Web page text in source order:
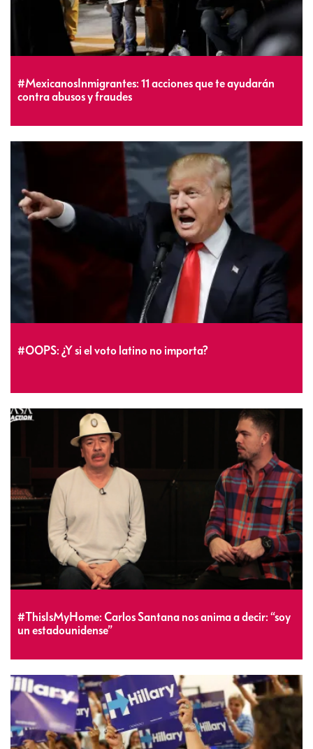
#MexicanosInmigrantes: 11 acciones que te ayudarán
contra abusos y fraudes
#OOPS: ¿Y si el voto latino no importa?
#ThisIsMyHome: Carlos Santana nos anima a decir: “soy
un estadounidense”